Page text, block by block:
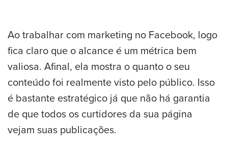
Ao trabalhar com marketing no Facebook, logo
fica claro que o alcance é um métrica bem
valiosa. Afinal, ela mostra o quanto o seu
conteúdo foi realmente visto pelo público. Isso
é bastante estratégico já que não há garantia
de que todos os curtidores da sua página
vejam suas publicações.